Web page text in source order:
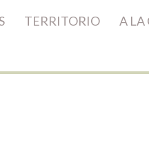
TERRITORIO A LA